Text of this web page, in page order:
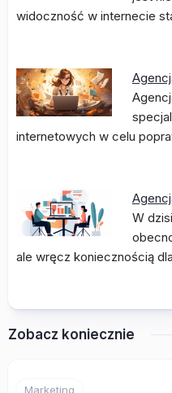
widoczność w internecie
internetowych w celu
W
ale wręcz koniecznością
Zobacz koniecznie
Marketing